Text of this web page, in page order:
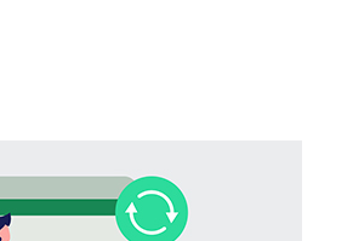
定的CDN与DDoS防御能力并有